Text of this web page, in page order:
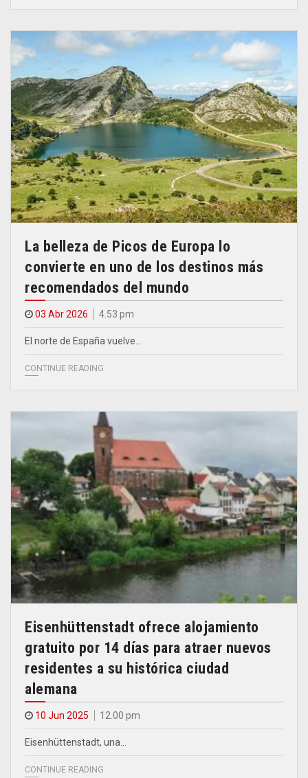
La belleza de Picos de Europa lo
convierte en uno de los destinos más
recomendados del mundo
03 Abr 2026 4.53 pm
El norte de España vuelve…
CONTINUE READING
Eisenhüttenstadt ofrece alojamiento
gratuito por 14 días para atraer nuevos
residentes a su histórica ciudad
alemana
10 Jun 2025 12.00 pm
Eisenhüttenstadt, una…
CONTINUE READING